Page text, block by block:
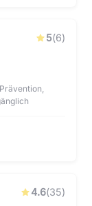
5(6)
4.6(35)